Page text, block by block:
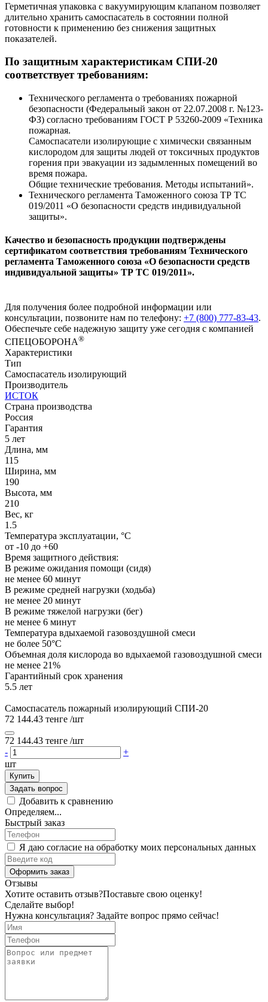
Герметичная упаковка с вакуумирующим клапаном позволяет
длительно хранить самоспасатель в состоянии полной
готовности к применению без снижения защитных
показателей.
По защитным характеристикам СПИ-20
соответствует требованиям:
Технического регламента о требованиях пожарной
безопасности (Федеральный закон от 22.07.2008 г. №123-
ФЗ) согласно требованиям ГОСТ Р 53260-2009 «Техника
пожарная.
Самоспасатели изолирующие с химически связанным
кислородом для защиты людей от токсичных продуктов
горения при эвакуации из задымленных помещений во
время пожара.
Общие технические требования. Методы испытаний».
Технического регламента Таможенного союза ТР ТС
019/2011 «О безопасности средств индивидуальной
защиты».
Качество и безопасность продукции подтверждены
сертификатом соответствия требованиям Технического
регламента Таможенного союза «О безопасности средств
индивидуальной защиты» ТР ТС 019/2011».
Для получения более подробной информации или
консультации, позвоните нам по телефону: +7 (800) 777-83-43.
Обеспечьте себе надежную защиту уже сегодня с компанией
СПЕЦОБОРОНА®
Характеристики
Тип
Самоспасатель изолирующий
Производитель
ИСТОК
Страна производства
Россия
Гарантия
5 лет
Длина, мм
115
Ширина, мм
190
Высота, мм
210
Вес, кг
1.5
Температура эксплуатации, °C
от -10 до +60
Время защитного действия:
В режиме ожидания помощи (сидя)
не менее 60 минут
В режиме средней нагрузки (ходьба)
не менее 20 минут
В режиме тяжелой нагрузки (бег)
не менее 6 минут
Температура вдыхаемой газовоздушной смеси
не более 50°C
Объемная доля кислорода во вдыхаемой газовоздушной смеси
не менее 21%
Гарантийный срок хранения
5.5 лет
Самоспасатель пожарный изолирующий СПИ-20
72 144.43 тенге /шт
72 144.43 тенге /шт
-
+
шт
Купить
Задать вопрос
Добавить к сравнению
Определяем...
Быстрый заказ
Я даю согласие на обработку моих персональных данных
Оформить заказ
Отзывы
Хотите оставить отзыв?Поставьте свою оценку!
Сделайте выбор!
Нужна консультация? Задайте вопрос прямо сейчас!